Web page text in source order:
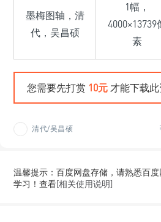
墨梅图轴，清
代，吴昌硕
1幅，
4000×13739
素
您需要先打赏 10元 才能下载此
清代/吴昌硕
温馨提示：百度网盘存储，请熟悉百
学习！查看[相关使用说明]